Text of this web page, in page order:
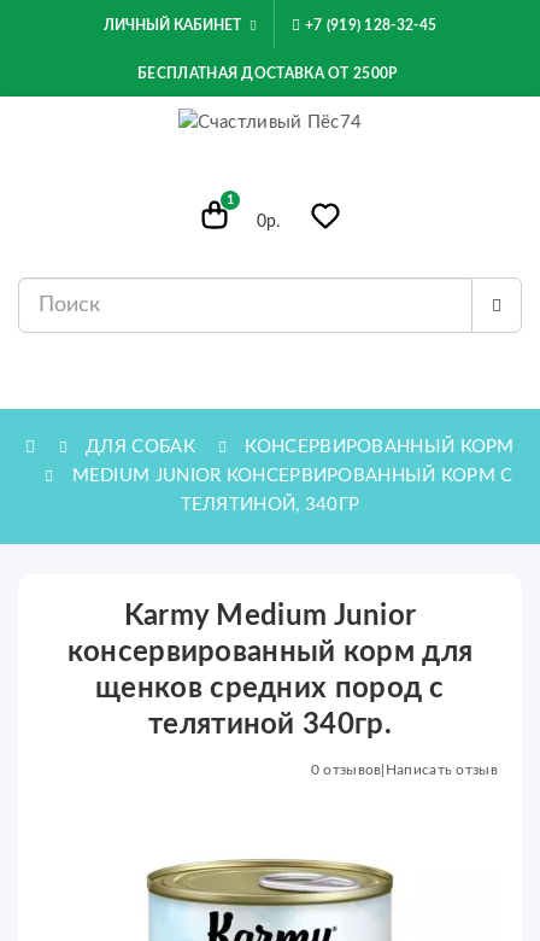
ЛИЧНЫЙ КАБИНЕТ +7 (919) 128-32-45
БЕСПЛАТНАЯ ДОСТАВКА ОТ 2500Р
1
0р.
ДЛЯ СОБАК
КОНСЕРВИРОВАННЫЙ КОРМ
MEDIUM JUNIOR КОНСЕРВИРОВАННЫЙ КОРМ С
ТЕЛЯТИНОЙ, 340ГР
Karmy Medium Junior
консервированный корм для
щенков средних пород с
телятиной 340гр.
0 отзывов Написать отзыв